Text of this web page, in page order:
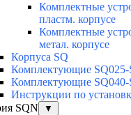
Комплектные
пластм. корпусе
Комплектные
метал. корпусе
Корпуса SQ
Комплектующие SQ025-
Комплектующие SQ040-
Инструкции по
SQN
▼